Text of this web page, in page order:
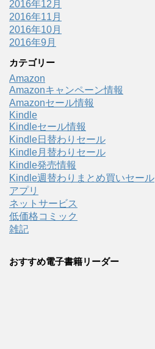
2016年12月
2016年11月
2016年10月
2016年9月
カテゴリー
Amazon
Amazonキャンペーン情報
Amazonセール情報
Kindle
Kindleセール情報
Kindle日替わりセール
Kindle月替わりセール
Kindle発売情報
Kindle週替わりまとめ買いセール
アプリ
ネットサービス
低価格コミック
雑記
おすすめ電子書籍リーダー